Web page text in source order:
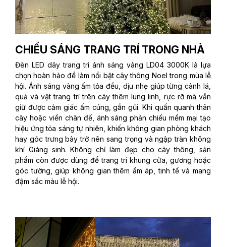
CHIẾU SÁNG TRANG TRÍ TRONG NHÀ
Đèn LED dây trang trí ánh sáng vàng LD04 3000K là lựa
chọn hoàn hảo để làm nổi bật cây thông Noel trong mùa lễ
hội. Ánh sáng vàng ấm tỏa đều, dịu nhẹ giúp từng cành lá,
quả và vật trang trí trên cây thêm lung linh, rực rỡ mà vẫn
giữ được cảm giác ấm cúng, gần gũi. Khi quấn quanh thân
cây hoặc viền chân đế, ánh sáng phản chiếu mềm mại tạo
hiệu ứng tỏa sáng tự nhiên, khiến không gian phòng khách
hay góc trưng bày trở nên sang trọng và ngập tràn không
khí Giáng sinh. Không chỉ làm đẹp cho cây thông, sản
phẩm còn được dùng để trang trí khung cửa, gương hoặc
góc tường, giúp không gian thêm ấm áp, tinh tế và mang
đậm sắc màu lễ hội.